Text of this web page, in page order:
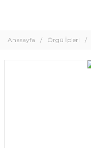
Anasayfa Örgü İpleri